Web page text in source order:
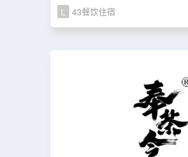
L 43餐饮住宿